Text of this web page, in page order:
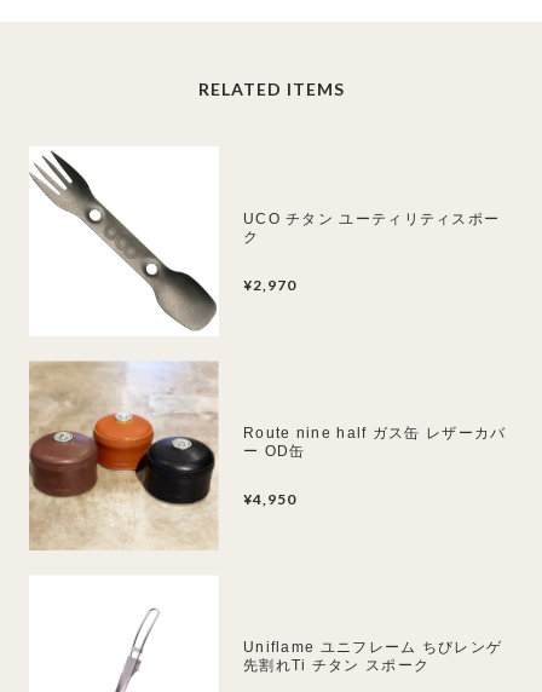
RELATED ITEMS
UCO チタン ユーティリティスポー
ク
¥2,970
Route nine half ガス缶 レザーカバ
ー OD缶
¥4,950
Uniflame ユニフレーム ちびレンゲ
先割れTi チタン スポーク